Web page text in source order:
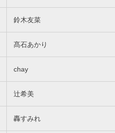
鈴木友菜
髙石あかり
chay
辻希美
轟すみれ